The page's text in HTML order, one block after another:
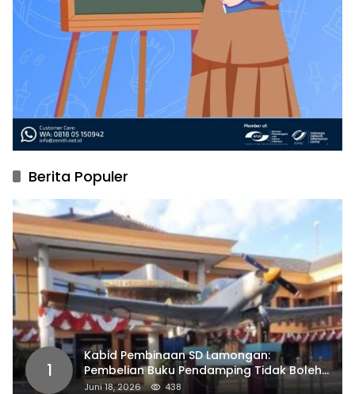
Berita Populer
1
Kabid Pembinaan SD Lamongan:
Pembelian Buku Pendamping Tidak Boleh
Dipaksakan
Juni 18, 2026 438